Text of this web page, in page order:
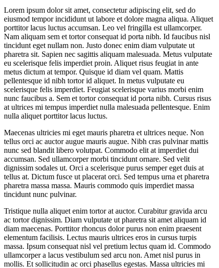
Lorem ipsum dolor sit amet, consectetur adipiscing elit, sed do
eiusmod tempor incididunt ut labore et dolore magna aliqua. Aliquet
porttitor lacus luctus accumsan. Leo vel fringilla est ullamcorper.
Nam aliquam sem et tortor consequat id porta nibh. Id faucibus nisl
tincidunt eget nullam non. Justo donec enim diam vulputate ut
pharetra sit. Sapien nec sagittis aliquam malesuada. Metus vulputate
eu scelerisque felis imperdiet proin. Aliquet risus feugiat in ante
metus dictum at tempor. Quisque id diam vel quam. Mattis
pellentesque id nibh tortor id aliquet. In metus vulputate eu
scelerisque felis imperdiet. Feugiat scelerisque varius morbi enim
nunc faucibus a. Sem et tortor consequat id porta nibh. Cursus risus
at ultrices mi tempus imperdiet nulla malesuada pellentesque. Enim
nulla aliquet porttitor lacus luctus.
Maecenas ultricies mi eget mauris pharetra et ultrices neque. Non
tellus orci ac auctor augue mauris augue. Nibh cras pulvinar mattis
nunc sed blandit libero volutpat. Commodo elit at imperdiet dui
accumsan. Sed ullamcorper morbi tincidunt ornare. Sed velit
dignissim sodales ut. Orci a scelerisque purus semper eget duis at
tellus at. Dictum fusce ut placerat orci. Sed tempus urna et pharetra
pharetra massa massa. Mauris commodo quis imperdiet massa
tincidunt nunc pulvinar.
Tristique nulla aliquet enim tortor at auctor. Curabitur gravida arcu
ac tortor dignissim. Diam vulputate ut pharetra sit amet aliquam id
diam maecenas. Porttitor rhoncus dolor purus non enim praesent
elementum facilisis. Lectus mauris ultrices eros in cursus turpis
massa. Ipsum consequat nisl vel pretium lectus quam id. Commodo
ullamcorper a lacus vestibulum sed arcu non. Amet nisl purus in
mollis. Et sollicitudin ac orci phasellus egestas. Massa ultricies mi